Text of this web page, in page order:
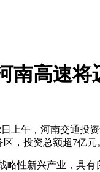
南高速将
午，河南交通投
，投资总额超7亿
性新兴产业，具有